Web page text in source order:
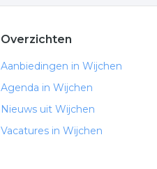
Overzichten
Aanbiedingen in Wijchen
Agenda in Wijchen
Nieuws uit Wijchen
Vacatures in Wijchen